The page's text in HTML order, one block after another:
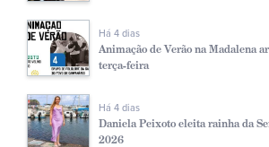
Há 4 dias
Animação de Verão na Madalena
terça-feira
Há 4 dias
Daniela Peixoto eleita rainha da
2026